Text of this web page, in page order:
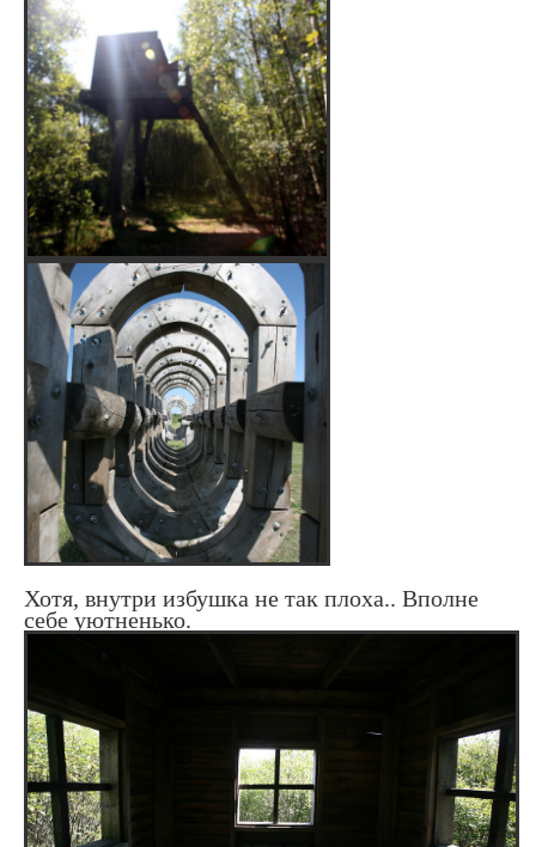
Хотя, внутри избушка не так плоха.. Вполне
себе уютненько.